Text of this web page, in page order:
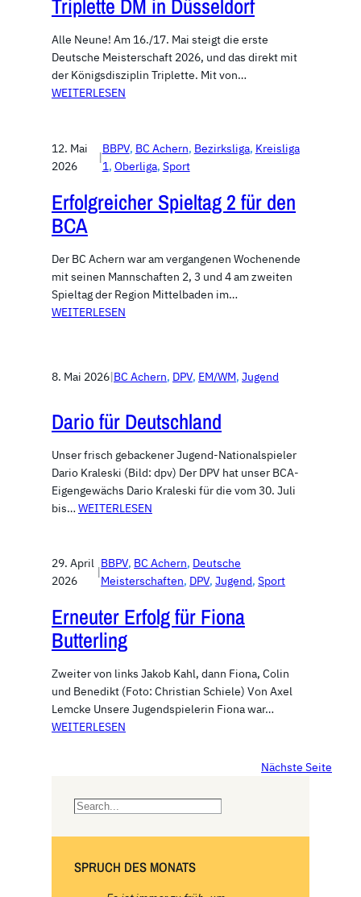
Triplette DM in Düsseldorf
Alle Neune! Am 16./17. Mai steigt die erste
Deutsche Meisterschaft 2026, und das direkt mit
der Königsdisziplin Triplette. Mit von…
WEITERLESEN
12. Mai
2026
|
BBPV, BC Achern, Bezirksliga, Kreisliga
1, Oberliga, Sport
Erfolgreicher Spieltag 2 für den
BCA
Der BC Achern war am vergangenen Wochenende
mit seinen Mannschaften 2, 3 und 4 am zweiten
Spieltag der Region Mittelbaden im…
WEITERLESEN
8. Mai 2026|BC Achern, DPV, EM/WM, Jugend
Dario für Deutschland
Unser frisch gebackener Jugend-Nationalspieler
Dario Kraleski (Bild: dpv) Der DPV hat unser BCA-
Eigengewächs Dario Kraleski für die vom 30. Juli
bis… WEITERLESEN
29. April
2026
|
BBPV, BC Achern, Deutsche
Meisterschaften, DPV, Jugend, Sport
Erneuter Erfolg für Fiona
Butterling
Zweiter von links Jakob Kahl, dann Fiona, Colin
und Benedikt (Foto: Christian Schiele) Von Axel
Lemcke Unsere Jugendspielerin Fiona war…
WEITERLESEN
Nächste Seite
S
r
c
SPRUCH DES MONATS